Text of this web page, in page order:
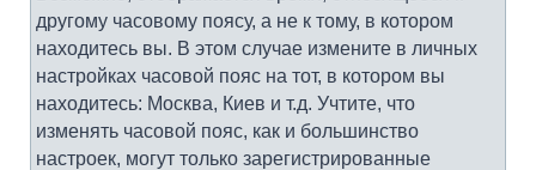
другому часовому поясу, а не к тому, в котором
находитесь вы. В этом случае измените в личных
настройках часовой пояс на тот, в котором вы
находитесь: Москва, Киев и т.д. Учтите, что
изменять часовой пояс, как и большинство
настроек, могут только зарегистрированные